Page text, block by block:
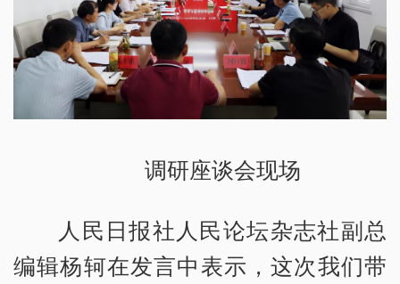
调研座谈会现场
人民日报社人民论坛杂志社副总
编辑杨轲在发言中表示，这次我们带